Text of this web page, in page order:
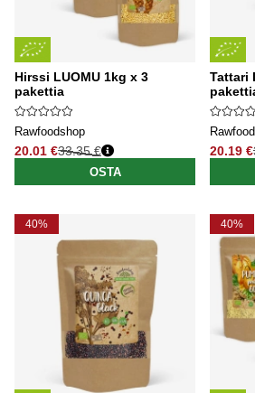
Hirssi LUOMU 1kg x 3
pakettia
Rawfoodshop
20.01 €
Normaali hinta
33.35 €
OSTA
Tattari
20.19 €
40% 40%